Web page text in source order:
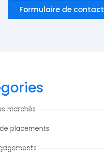
Formulaire de contact
marchés
placements